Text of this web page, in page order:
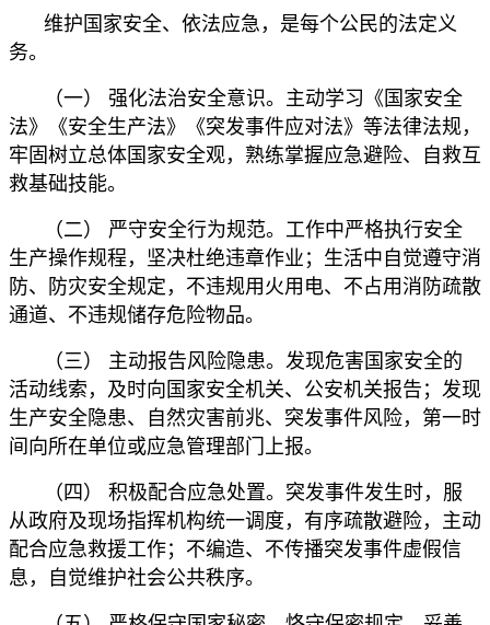
维护国家安全、依法应急，是每个公民的法定义
务。
（一） 强化法治安全意识。主动学习《国家安全
法》《安全生产法》《突发事件应对法》等法律法规，
牢固树立总体国家安全观，熟练掌握应急避险、自救互
救基础技能。
（二） 严守安全行为规范。工作中严格执行安全
生产操作规程，坚决杜绝违章作业；生活中自觉遵守消
防、防灾安全规定，不违规用火用电、不占用消防疏散
通道、不违规储存危险物品。
（三） 主动报告风险隐患。发现危害国家安全的
活动线索，及时向国家安全机关、公安机关报告；发现
生产安全隐患、自然灾害前兆、突发事件风险，第一时
间向所在单位或应急管理部门上报。
（四） 积极配合应急处置。突发事件发生时，服
从政府及现场指挥机构统一调度，有序疏散避险，主动
配合应急救援工作；不编造、不传播突发事件虚假信
息，自觉维护社会公共秩序。